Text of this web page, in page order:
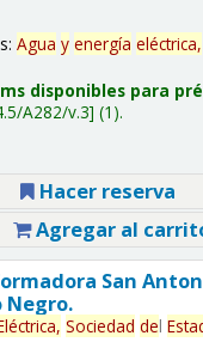
Agua y energía eléctrica,
disponibles para
A282/v.3 (1).
Hacer reserva
Agregar al
San
Negro.
Sociedad del